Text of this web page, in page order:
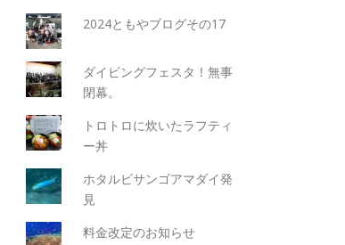
2024ともやブログその17
ダイビングフェスタ！無事
閉幕。
トロトロに炊いたラフティ
ー丼
ホタルビサンゴアマダイ発
見
料金改定のお知らせ